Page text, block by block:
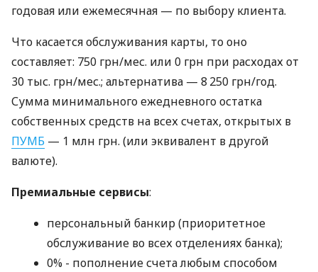
годовая или ежемесячная — по выбору клиента.
Что касается обслуживания карты, то оно
составляет: 750 грн/мес. или 0 грн при расходах от
30 тыс. грн/мес.; альтернатива — 8 250 грн/год.
Сумма минимального ежедневного остатка
собственных средств на всех счетах, открытых в
ПУМБ — 1 млн грн. (или эквивалент в другой
валюте).
Премиальные сервисы:
персональный банкир (приоритетное
обслуживание во всех отделениях банка);
0% - пополнение счета любым способом